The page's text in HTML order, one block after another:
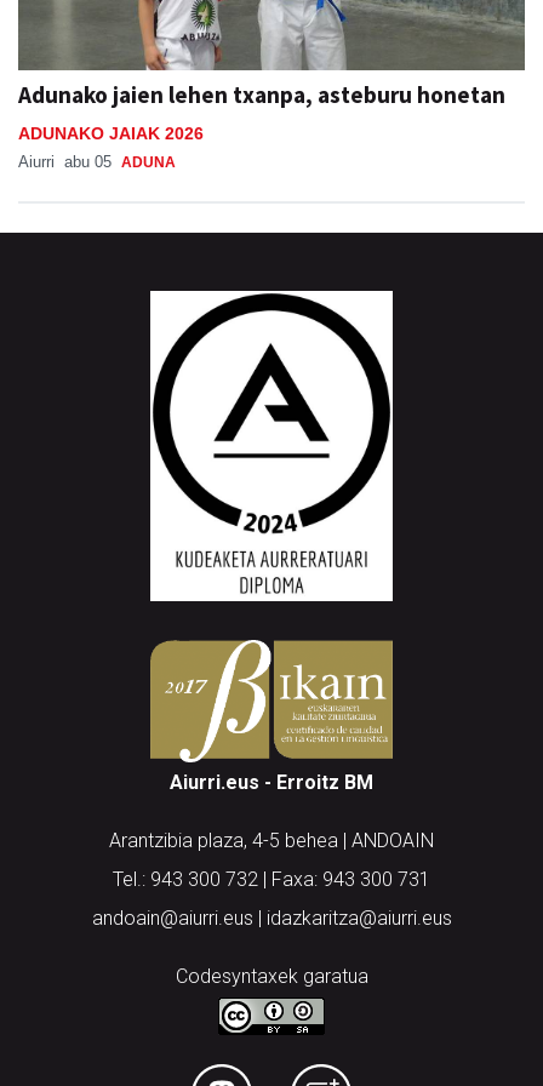
Adunako jaien lehen txanpa, asteburu honetan
ADUNAKO JAIAK 2026
Aiurri abu 05 ADUNA
Aiurri.eus - Erroitz BM
Arantzibia plaza, 4-5 behea | ANDOAIN
Tel.: 943 300 732 | Faxa: 943 300 731
andoain@aiurri.eus | idazkaritza@aiurri.eus
Codesyntaxek garatua